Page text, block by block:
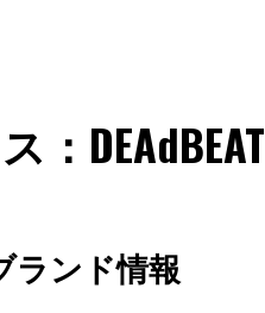
DEAdBEAT
ランド情報